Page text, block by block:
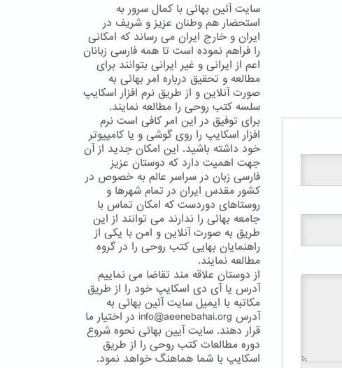
سایت آئین بهائی با کمال سرور به
استحضار هم وطنان عزیز و شریف در
ایران و خارج ایران می رساند که امکانی
را فراهم نموده است تا همه فارسی زبانان
اعم از ایرانی و غیر ایرانی بتوانند برای
مطالعه و تحقیق درباره امر بهائی به
صورت آنلاین و از طریق نرم افزار اسکایپ
سلسه کتب روحی را مطالعه نمایند.
برای توفیق در این امر کافی است نرم
افزار اسکایپ را روی گوشی و یا کامپیوتر
خود داشته باشید. این امکان جدید از آن
جهت اهمیت دارد که دوستان عزیز
فارسی زبان در سراسر عالم به خصوص در
کشور مقدس ایران در تمام شهرها و
روستاهای دوردست که امکان تماس با
جامعه بهائی را ندارند می توانند از این
طریق به صورت آنلاین و امن با یکی از
راهنمایان بهایی کتب روحی را در گروه
مطالعه نمایند.
از دوستان علاقه مند تقاضا می نماییم
آدرس یا آی دی اسکایپ خود را از طریق
مکاتبه با ایمیل سایت آئین بهائی به
آدرس info@aeenebahai.org در اختیار ما
قرار دهند. سایت آیین بهائی نحوه شروع
دوره مطالعات کتب روحی را از طریق
اسکایپ با شما هماهنگ خواهد نمود.